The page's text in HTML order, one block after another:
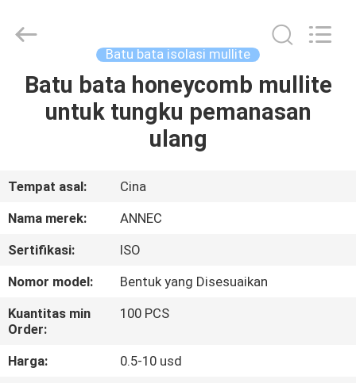
RUMAH
TENTANG
KAMI
TUR
PABRIK
KONTROL
KUALITAS
Industrial
Reserved.
Batu bata isolasi mullite
Batu bata honeycomb mullite
untuk tungku pemanasan
ulang
Tempat asal:
Cina
Nama merek:
ANNEC
Sertifikasi:
ISO
Nomor model:
Bentuk yang Disesuaikan
Kuantitas min
Order:
100 PCS
Harga:
0.5-10 usd